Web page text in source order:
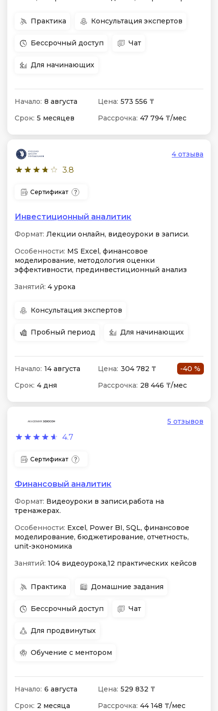
Практика Консультация экспертов
Бессрочный доступ Чат
Для начинающих
Начало: 8 августа Цена: 573 556 ₸
Срок: 5 месяцев Рассрочка: 47 794 ₸/мес
3.8
4 отзыва
Сертификат
Инвестиционный аналитик
Формат: Лекции онлайн, видеоуроки в записи.
Особенности: MS Excel, финансовое
моделирование, методология оценки
эффективности, прединвестиционный анализ
Занятий: 4 урока
Консультация экспертов
Пробный период Для начинающих
Начало: 14 августа Цена: 304 782 ₸
-40 %
Срок: 4 дня Рассрочка: 28 446 ₸/мес
4.7
5 отзывов
Сертификат
Финансовый аналитик
Формат: Видеоуроки в записи,работа на
тренажерах.
Особенности: Excel, Power BI, SQL, финансовое
моделирование, бюджетирование, отчетность,
unit-экономика
Занятий: 104 видеоурока,12 практических кейсов
Практика Домашние задания
Бессрочный доступ Чат
Для продвинутых
Обучение с ментором
Начало: 6 августа Цена: 529 832 ₸
Срок: 2 месяца Рассрочка: 44 148 ₸/мес